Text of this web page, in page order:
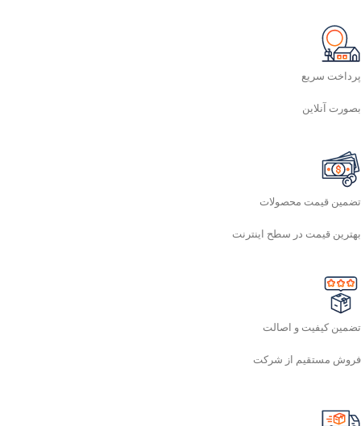
پرداخت سریع
بصورت آنلاین
تضمین قیمت محصولات
بهترین قیمت در سطح اینترنت
تضمین کیفیت و اصالت
فروش مستقیم از شرکت